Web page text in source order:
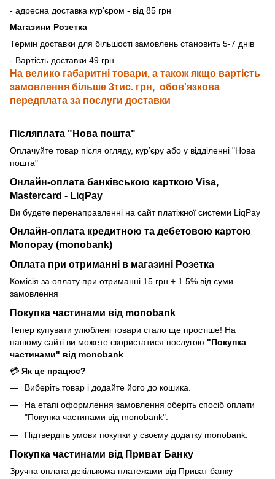
- адресна доставка кур'єром - від 85 грн
Магазини Розетка
Термін доставки для більшості замовлень становить 5-7 днів
- Вартість доставки 49 грн
На велико габаритні товари, а також якщо вартість
замовлення більше 3тис. грн, обов'язкова
передплата за послуги доставки
Післяплата "Нова пошта"
Оплачуйте товар після огляду, курʼєру або у відділенні "Нова
пошта"
Онлайн-оплата банківською карткою Visa,
Mastercard - LiqPay
Ви будете перенаправленні на сайт платіжної системи LiqPay
Онлайн-оплата кредитною та дебетовою картою
Monopay (monobank)
Оплата при отриманні в магазині Розетка
Комісія за оплату при отриманні 15 грн + 1.5% від суми
замовлення
Покупка частинами від monobank
Тепер купувати улюблені товари стало ще простіше! На
нашому сайті ви можете скористатися послугою "Покупка
частинами" від monobank
💳 Як це працює?
Виберіть товар і додайте його до кошика.
На етапі оформлення замовлення оберіть спосіб оплати
"Покупка частинами від monobank".
Підтвердіть умови покупки у своєму додатку monobank.
Покупка частинами від Приват Банку
Зручна оплата декількома платежами від Приват банку